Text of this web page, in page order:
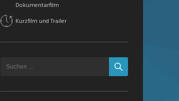
Dokumentarfilm
Kurzfilm und Trailer